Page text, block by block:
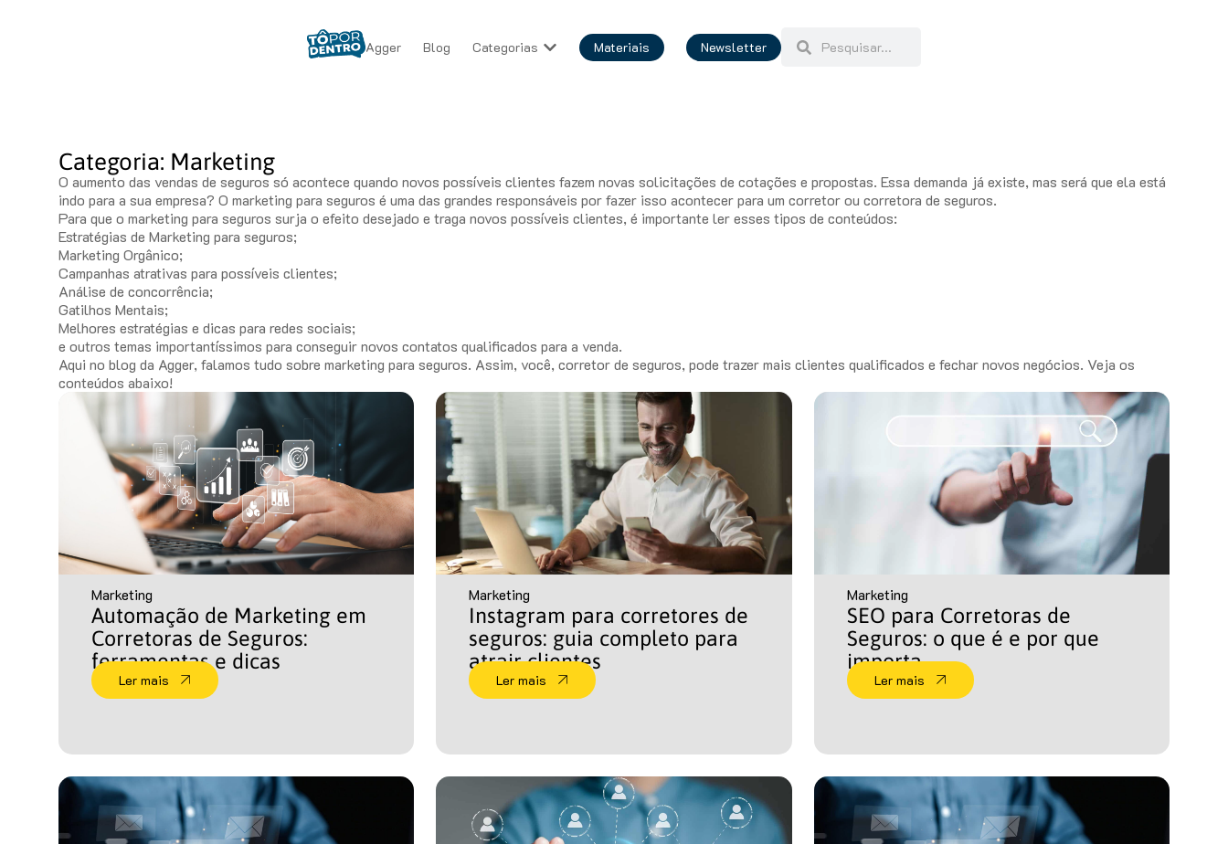
Agger Blog Categorias Materiais Newsletter
Categoria: Marketing
O aumento das vendas de seguros só acontece quando novos possíveis clientes fazem novas solicitações de cotações e propostas. Essa demanda já existe, mas será que ela está
indo para a sua empresa? O marketing para seguros é uma das grandes responsáveis por fazer isso acontecer para um corretor ou corretora de seguros.
Para que o marketing para seguros surja o efeito desejado e traga novos possíveis clientes, é importante ler esses tipos de conteúdos:
Estratégias de Marketing para seguros;
Marketing Orgânico;
Campanhas atrativas para possíveis clientes;
Análise de concorrência;
Gatilhos Mentais;
Melhores estratégias e dicas para redes sociais;
e outros temas importantíssimos para conseguir novos contatos qualificados para a venda.
Aqui no blog da Agger, falamos tudo sobre marketing para seguros. Assim, você, corretor de seguros, pode trazer mais clientes qualificados e fechar novos negócios. Veja os
conteúdos abaixo!
Marketing
Automação de Marketing em
Corretoras de Seguros:
ferramentas e dicas
Ler mais
Marketing
Instagram para corretores de
seguros: guia completo para
atrair clientes
Ler mais
Marketing
SEO para Corretoras de
Seguros: o que é e por que
importa
Ler mais